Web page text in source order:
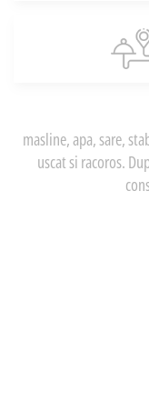
masline, apa, sare,
uscat si racoros.